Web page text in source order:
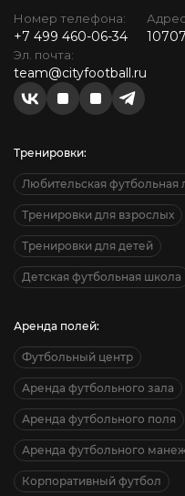
Номер телефона:
+7 499 460-06-34
Эл. почта:
team@cityfootball.ru
Тренировки:
Любительская футбольная
Тренировки для взрослых
Тренировки для детей
Детская футбольная школа
Аренда полей:
Футбольный центр
Аренда футбольного зала
Аренда футбольного поля
Аренда футбольного
Корпоративный футбол